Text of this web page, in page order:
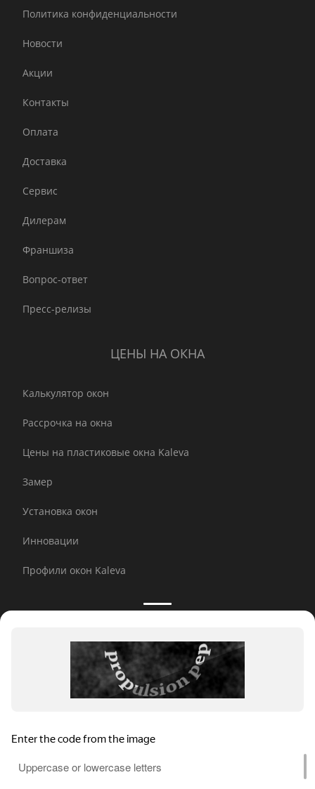
Политика конфиденциальности
Новости
Акции
Контакты
Оплата
Доставка
Сервис
Дилерам
Франшиза
Вопрос-ответ
Пресс-релизы
ЦЕНЫ НА ОКНА
Калькулятор окон
Рассрочка на окна
Цены на пластиковые окна Kaleva
Замер
Установка окон
Инновации
Профили окон Kaleva
Принимаем к оплате:
E-mail рассылка